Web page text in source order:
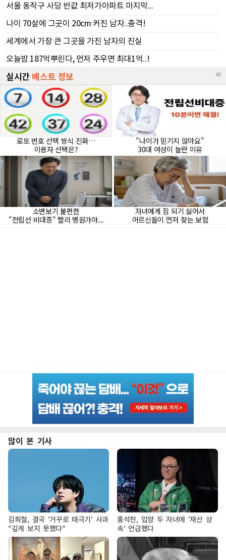
많이 본 기사
김희철, 결국 '거꾸로 태극기' 사과
"깊게 보지 못했다"
홍석천, 입양 두 자녀에 '재산 상
속' 언급했다